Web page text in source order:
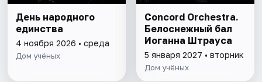
День народного
единства
4 ноября 2026 • среда
Дом учёных
Concord Orchestra.
Белоснежный бал
Иоганна Штрауса
5 января 2027 • вторник
Дом учёных